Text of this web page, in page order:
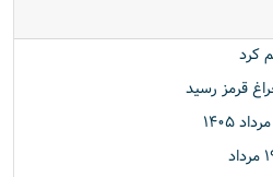
کرد
قرمز رسید